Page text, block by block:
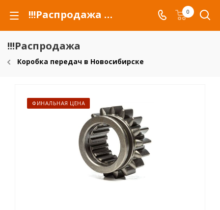
!!!Распродажа для автомобилей российских марок и сельхозтехники 0
!!!Распродажа
Коробка передач в Новосибирске
ФИНАЛЬНАЯ ЦЕНА